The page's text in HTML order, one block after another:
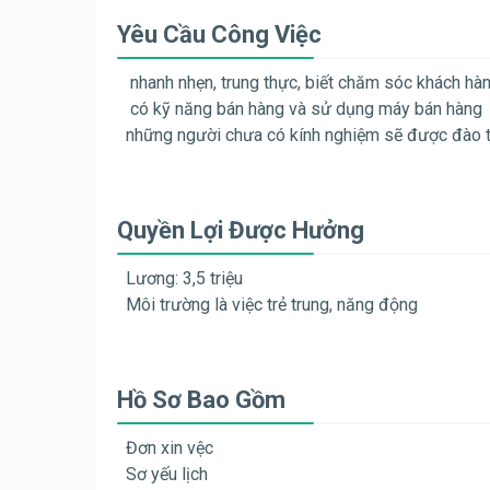
Yêu Cầu Công Việc
nhanh nhẹn, trung thực, biết chăm sóc khách
có kỹ năng bán hàng và sử dụng máy bán hàng
những người chưa có kính nghiệm sẽ được đào
Quyền Lợi Được Hưởng
Lương: 3,5 triệu
Môi trường là việc trẻ trung, năng động
Hồ Sơ Bao Gồm
Đơn xin vệc
Sơ yếu lịch